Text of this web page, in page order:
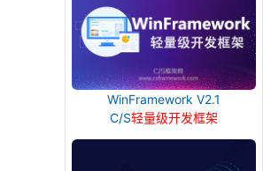
WinFramework V2.1
C/S轻量级开发框架